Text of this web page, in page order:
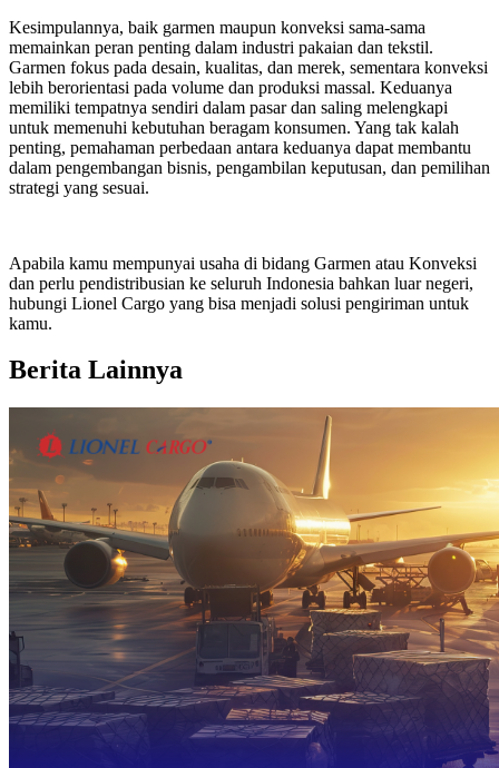
Kesimpulannya, baik garmen maupun konveksi sama-sama
memainkan peran penting dalam industri pakaian dan tekstil.
Garmen fokus pada desain, kualitas, dan merek, sementara konveksi
lebih berorientasi pada volume dan produksi massal. Keduanya
memiliki tempatnya sendiri dalam pasar dan saling melengkapi
untuk memenuhi kebutuhan beragam konsumen. Yang tak kalah
penting, pemahaman perbedaan antara keduanya dapat membantu
dalam pengembangan bisnis, pengambilan keputusan, dan pemilihan
strategi yang sesuai.
Apabila kamu mempunyai usaha di bidang Garmen atau Konveksi
dan perlu pendistribusian ke seluruh Indonesia bahkan luar negeri,
hubungi Lionel Cargo yang bisa menjadi solusi pengiriman untuk
kamu.
Berita Lainnya